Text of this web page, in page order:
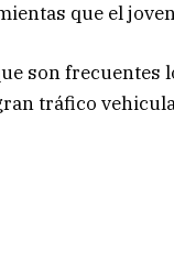
que el
son frecuentes
tráfico